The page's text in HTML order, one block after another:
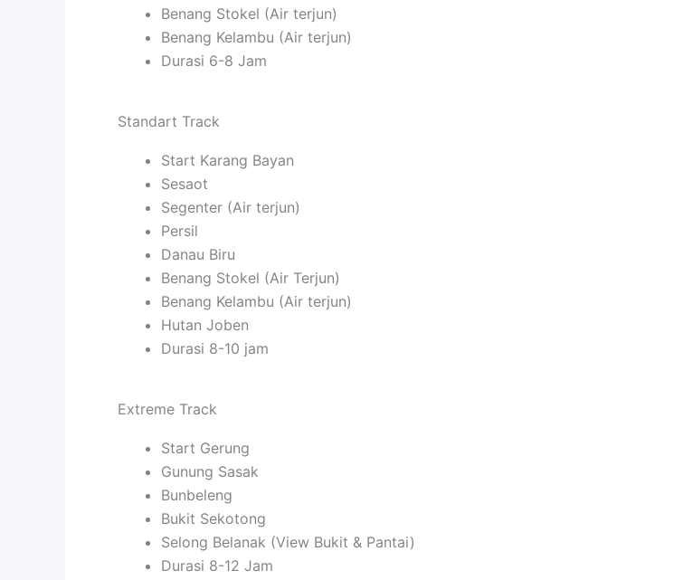
Benang Stokel (Air terjun)
Benang Kelambu (Air terjun)
Durasi 6-8 Jam
Standart Track
Start Karang Bayan
Sesaot
Segenter (Air terjun)
Persil
Danau Biru
Benang Stokel (Air Terjun)
Benang Kelambu (Air terjun)
Hutan Joben
Durasi 8-10 jam
Extreme Track
Start Gerung
Gunung Sasak
Bunbeleng
Bukit Sekotong
Selong Belanak (View Bukit & Pantai)
Durasi 8-12 Jam